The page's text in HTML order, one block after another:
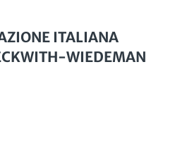
ITALIANA
WIEDEMAN